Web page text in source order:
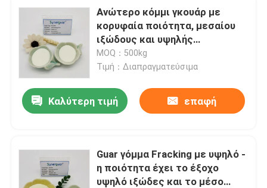
Ανώτερο κόμμι γκουάρ με
κορυφαία ποιότητα, μεσαίου
ιξώδους και υψηλής
διαφάνειας για προσωπική
φροντίδα
MOQ：500kg
Τιμή：Διαπραγματεύσιμα
Καλύτερη τιμή επαφή
Guar γόμμα Fracking με υψηλό -
η ποιότητα έχει το έξοχο
υψηλό ιξώδες και το μέσο